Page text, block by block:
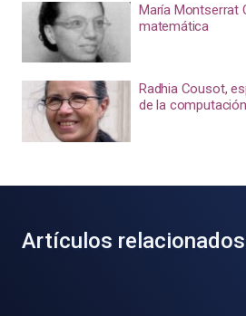
María Montserrat
matemática
Radhia Cousot,
de la computación
Artículos relacionados